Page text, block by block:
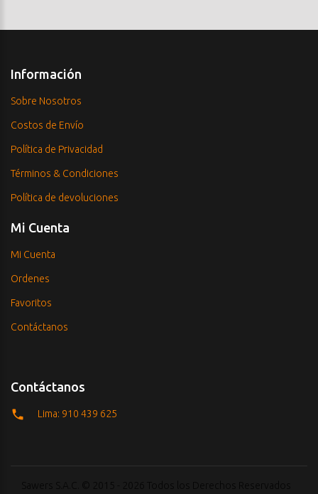
Información
Sobre Nosotros
Costos de Envío
Política de Privacidad
Términos & Condiciones
Política de devoluciones
Mi Cuenta
Mi Cuenta
Ordenes
Favoritos
Contáctanos
Contáctanos
Lima: 910 439 625